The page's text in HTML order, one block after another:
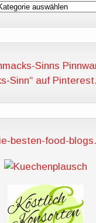
Sinns
Sinn“ auf Pinterest.